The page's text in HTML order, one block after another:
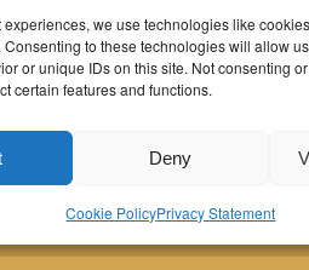
experiences, we use technologies like
to these technologies will allow
or unique IDs on this site. Not consenting
certain features and functions.
Deny
Cookie PolicyPrivacy Statement